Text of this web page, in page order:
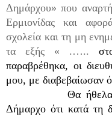
Δημάρχου» που
Ερμιονίδας και
σχολεία και τη μη
τα εξής « .…..
παραβρέθηκα, οι
μου, με διαβεβαίωσαν
Θα ήθελα
Δήμαρχο ότι κατά τη